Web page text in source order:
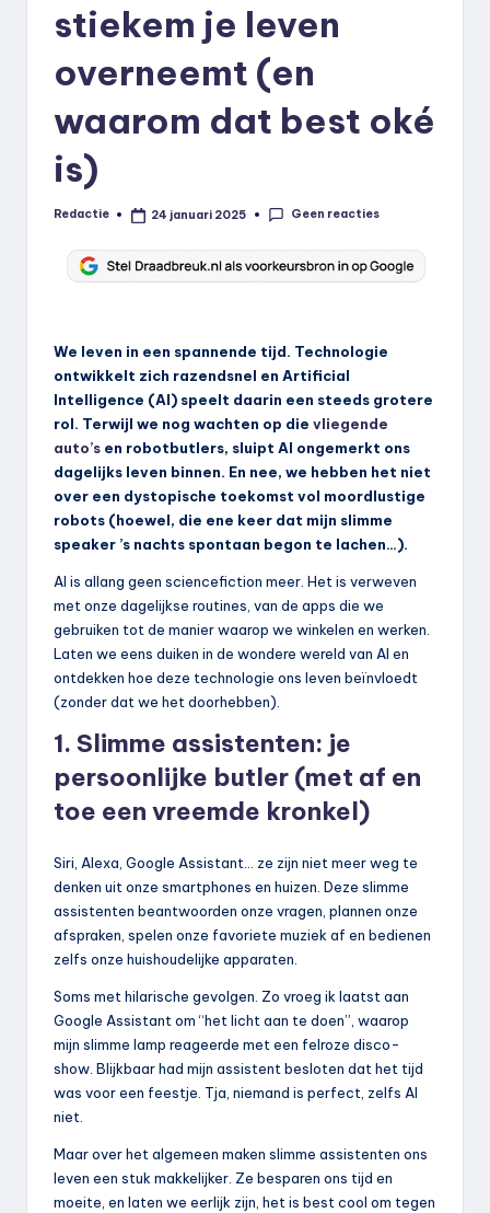
stiekem je leven
overneemt (en
waarom dat best oké
is)
Geplaatst
Redactie 24 januari 2025 Geen reacties
We leven in een spannende tijd. Technologie
ontwikkelt zich razendsnel en Artificial
Intelligence (AI) speelt daarin een steeds grotere
rol. Terwijl we nog wachten op die vliegende
auto’s en robotbutlers, sluipt AI ongemerkt ons
dagelijks leven binnen. En nee, we hebben het niet
over een dystopische toekomst vol moordlustige
robots (hoewel, die ene keer dat mijn slimme
speaker ’s nachts spontaan begon te lachen…).
AI is allang geen sciencefiction meer. Het is verweven
met onze dagelijkse routines, van de apps die we
gebruiken tot de manier waarop we winkelen en werken.
Laten we eens duiken in de wondere wereld van AI en
ontdekken hoe deze technologie ons leven beïnvloedt
(zonder dat we het doorhebben).
1. Slimme assistenten: je
persoonlijke butler (met af en
toe een vreemde kronkel)
Siri, Alexa, Google Assistant… ze zijn niet meer weg te
denken uit onze smartphones en huizen. Deze slimme
assistenten beantwoorden onze vragen, plannen onze
afspraken, spelen onze favoriete muziek af en bedienen
zelfs onze huishoudelijke apparaten.
Soms met hilarische gevolgen. Zo vroeg ik laatst aan
Google Assistant om “het licht aan te doen”, waarop
mijn slimme lamp reageerde met een felroze disco-
show. Blijkbaar had mijn assistent besloten dat het tijd
was voor een feestje. Tja, niemand is perfect, zelfs AI
niet.
Maar over het algemeen maken slimme assistenten ons
leven een stuk makkelijker. Ze besparen ons tijd en
moeite, en laten we eerlijk zijn, het is best cool om tegen